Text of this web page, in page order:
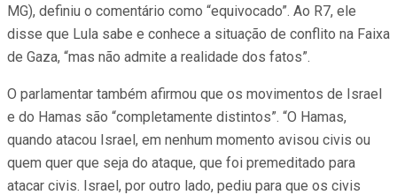
MG), definiu o comentário como “equivocado”. Ao R7, ele
disse que Lula sabe e conhece a situação de conflito na Faixa
de Gaza, “mas não admite a realidade dos fatos”.
O parlamentar também afirmou que os movimentos de Israel
e do Hamas são “completamente distintos”. “O Hamas,
quando atacou Israel, em nenhum momento avisou civis ou
quem quer que seja do ataque, que foi premeditado para
atacar civis. Israel, por outro lado, pediu para que os civis